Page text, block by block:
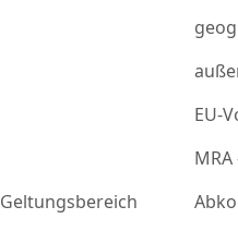
Geltungsbereich
EU-